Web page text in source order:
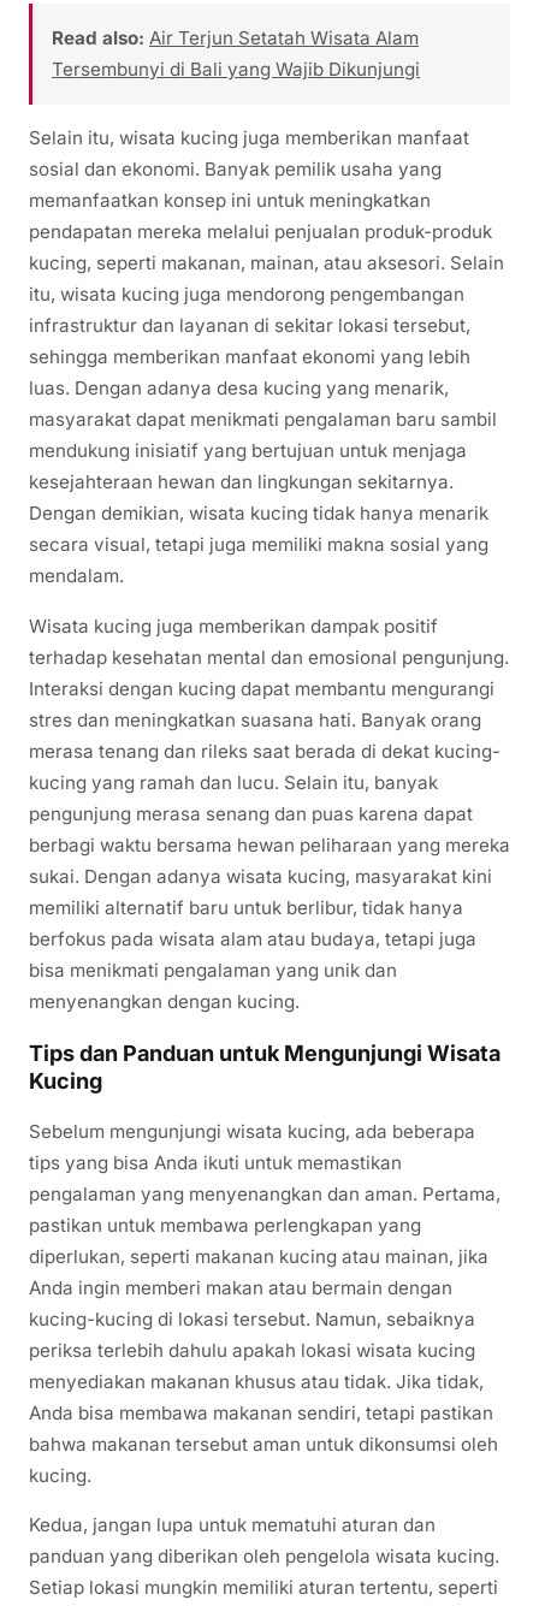
Read also: Air Terjun Setatah Wisata Alam
Tersembunyi di Bali yang Wajib Dikunjungi
Selain itu, wisata kucing juga memberikan manfaat
sosial dan ekonomi. Banyak pemilik usaha yang
memanfaatkan konsep ini untuk meningkatkan
pendapatan mereka melalui penjualan produk-produk
kucing, seperti makanan, mainan, atau aksesori. Selain
itu, wisata kucing juga mendorong pengembangan
infrastruktur dan layanan di sekitar lokasi tersebut,
sehingga memberikan manfaat ekonomi yang lebih
luas. Dengan adanya desa kucing yang menarik,
masyarakat dapat menikmati pengalaman baru sambil
mendukung inisiatif yang bertujuan untuk menjaga
kesejahteraan hewan dan lingkungan sekitarnya.
Dengan demikian, wisata kucing tidak hanya menarik
secara visual, tetapi juga memiliki makna sosial yang
mendalam.
Wisata kucing juga memberikan dampak positif
terhadap kesehatan mental dan emosional pengunjung.
Interaksi dengan kucing dapat membantu mengurangi
stres dan meningkatkan suasana hati. Banyak orang
merasa tenang dan rileks saat berada di dekat kucing-
kucing yang ramah dan lucu. Selain itu, banyak
pengunjung merasa senang dan puas karena dapat
berbagi waktu bersama hewan peliharaan yang mereka
sukai. Dengan adanya wisata kucing, masyarakat kini
memiliki alternatif baru untuk berlibur, tidak hanya
berfokus pada wisata alam atau budaya, tetapi juga
bisa menikmati pengalaman yang unik dan
menyenangkan dengan kucing.
Tips dan Panduan untuk Mengunjungi Wisata
Kucing
Sebelum mengunjungi wisata kucing, ada beberapa
tips yang bisa Anda ikuti untuk memastikan
pengalaman yang menyenangkan dan aman. Pertama,
pastikan untuk membawa perlengkapan yang
diperlukan, seperti makanan kucing atau mainan, jika
Anda ingin memberi makan atau bermain dengan
kucing-kucing di lokasi tersebut. Namun, sebaiknya
periksa terlebih dahulu apakah lokasi wisata kucing
menyediakan makanan khusus atau tidak. Jika tidak,
Anda bisa membawa makanan sendiri, tetapi pastikan
bahwa makanan tersebut aman untuk dikonsumsi oleh
kucing.
Kedua, jangan lupa untuk mematuhi aturan dan
panduan yang diberikan oleh pengelola wisata kucing.
Setiap lokasi mungkin memiliki aturan tertentu, seperti